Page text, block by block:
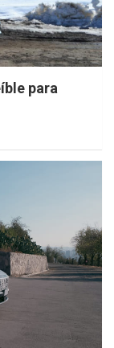
para